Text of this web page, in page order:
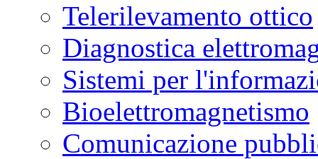
Telerilevamento ottico
Diagnostica
Sistemi per
Bioelettromagnetismo
Comunicazione